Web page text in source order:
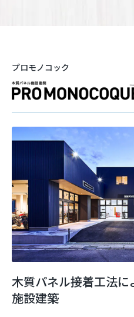
プロモノコック
木質パネル接着工法に
施設建築